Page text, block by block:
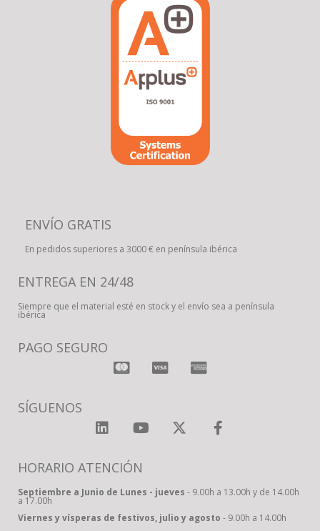
ENVÍO GRATIS
En pedidos superiores a 3000 € en península ibérica
ENTREGA EN 24/48
Siempre que el material esté en stock y el envío sea a península
ibérica
PAGO SEGURO
SÍGUENOS
HORARIO ATENCIÓN
Septiembre a Junio de Lunes - jueves - 9.00h a 13.00h y de 14.00h
a 17.00h
Viernes y vísperas de festivos, julio y agosto - 9.00h a 14.00h